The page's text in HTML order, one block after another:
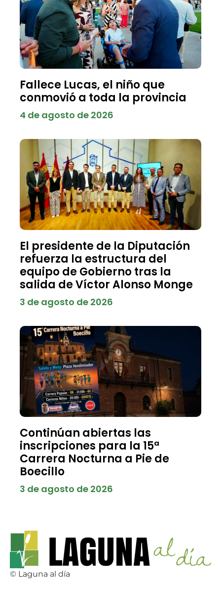
Fallece Lucas, el niño que
conmovió a toda la provincia
4 de agosto de 2026
El presidente de la Diputación
refuerza la estructura del
equipo de Gobierno tras la
salida de Víctor Alonso Monge
3 de agosto de 2026
Continúan abiertas las
inscripciones para la 15ª
Carrera Nocturna a Pie de
Boecillo
3 de agosto de 2026
© Laguna al día